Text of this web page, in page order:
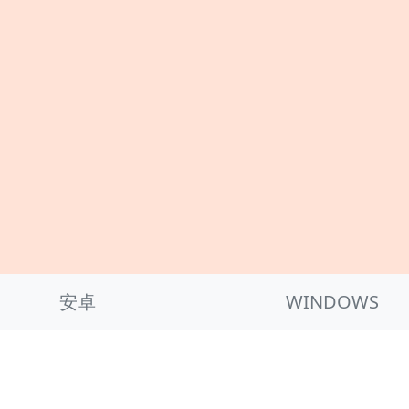
安卓 WINDOWS